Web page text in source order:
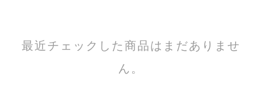
最近チェックした商品はまだありませ
ん。